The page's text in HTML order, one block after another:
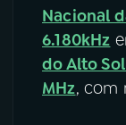
Nacional
6.180kHz
do Alto
MHz, com